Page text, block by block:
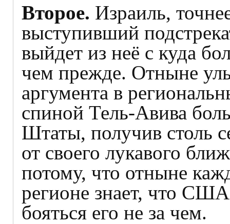
Второе. Израиль,
выступивший
выйдет из неё с куда
чем прежде. Отныне
аргумента в
спиной Тель-Авива
Штаты, получив столь
от своего лукавого
потому, что отныне
регионе знает, что
бояться его не за чем.